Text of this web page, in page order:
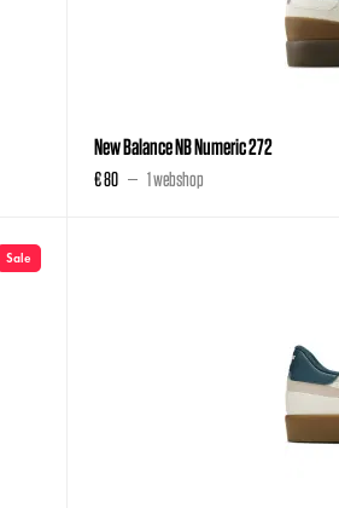
New Balance NB Numeric 272
€ 80 1 webshop
Sale